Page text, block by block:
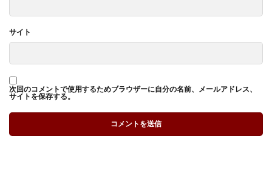
サイト
次回のコメントで使用するためブラウザーに自分の名前、メールアドレス、
サイトを保存する。